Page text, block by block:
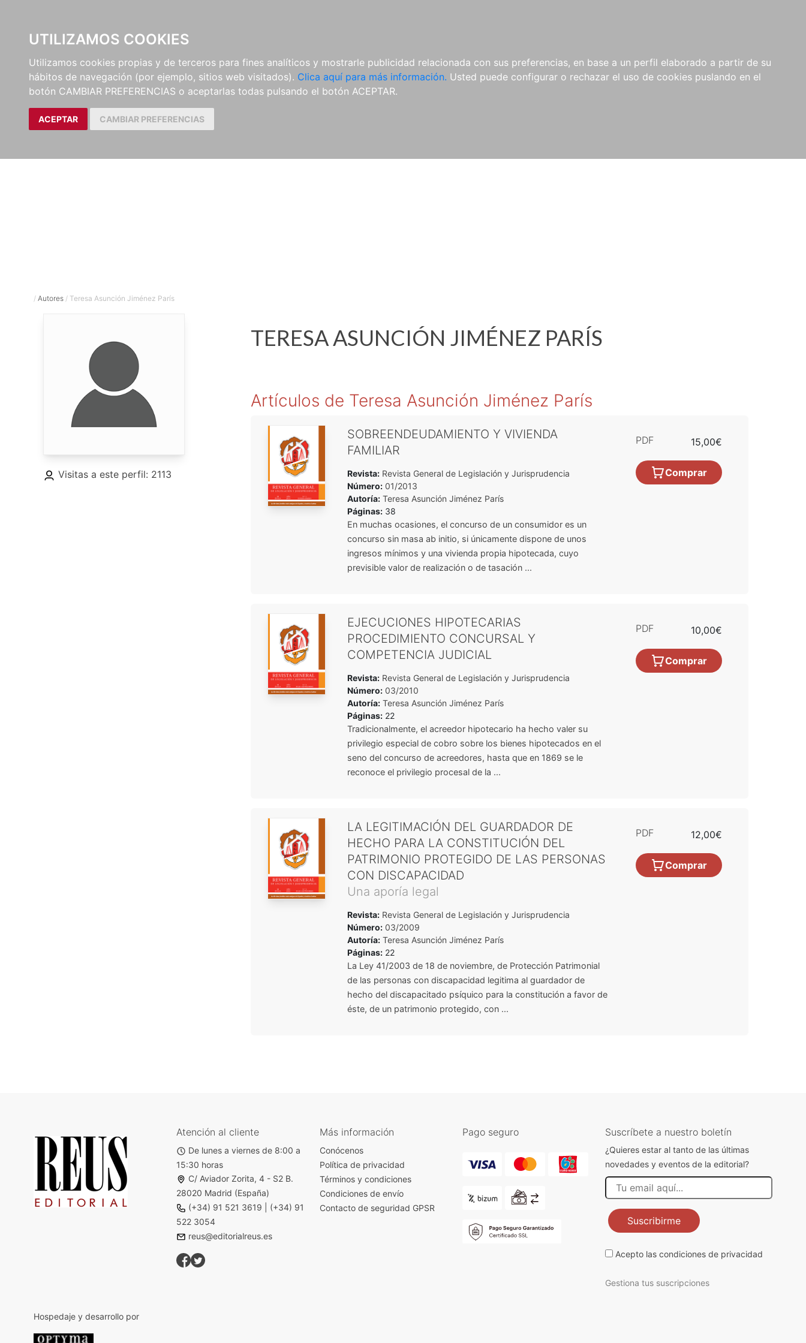
UTILIZAMOS COOKIES
Utilizamos cookies propias y de terceros para fines analíticos y mostrarle publicidad relacionada con sus preferencias, en base a un perfil elaborado a partir de su
hábitos de navegación (por ejemplo, sitios web visitados). Clica aquí para más información. Usted puede configurar o rechazar el uso de cookies puslando en el
botón CAMBIAR PREFERENCIAS o aceptarlas todas pulsando el botón ACEPTAR.
ACEPTAR CAMBIAR PREFERENCIAS
EDITORIAL E-BOOKS
LibrosAutoresColecciones
/ Autores / Teresa Asunción Jiménez París
Visitas a este perfil: 2113
TERESA ASUNCIÓN JIMÉNEZ PARÍS
Artículos de Teresa Asunción Jiménez París
SOBREENDEUDAMIENTO Y VIVIENDA
FAMILIAR
Revista:Revista General de Legislación y Jurisprudencia
Número:01/2013
Autoría: Teresa Asunción Jiménez París
Páginas:38
En muchas ocasiones, el concurso de un consumidor es un
concurso sin masa ab initio, si únicamente dispone de unos
ingresos mínimos y una vivienda propia hipotecada, cuyo
previsible valor de realización o de tasación ...
PDF 15,00€
Comprar
EJECUCIONES HIPOTECARIAS
PROCEDIMIENTO CONCURSAL Y
COMPETENCIA JUDICIAL
Revista:Revista General de Legislación y Jurisprudencia
Número:03/2010
Autoría: Teresa Asunción Jiménez París
Páginas:22
Tradicionalmente, el acreedor hipotecario ha hecho valer su
privilegio especial de cobro sobre los bienes hipotecados en el
seno del concurso de acreedores, hasta que en 1869 se le
reconoce el privilegio procesal de la ...
PDF 10,00€
Comprar
LA LEGITIMACIÓN DEL GUARDADOR DE
HECHO PARA LA CONSTITUCIÓN DEL
PATRIMONIO PROTEGIDO DE LAS PERSONAS
CON DISCAPACIDAD
Una aporía legal
Revista:Revista General de Legislación y Jurisprudencia
Número:03/2009
Autoría: Teresa Asunción Jiménez París
Páginas:22
La Ley 41/2003 de 18 de noviembre, de Protección Patrimonial
de las personas con discapacidad legitima al guardador de
hecho del discapacitado psíquico para la constitución a favor de
éste, de un patrimonio protegido, con ...
PDF 12,00€
Comprar
Atención al cliente
De lunes a viernes de 8:00 a
15:30 horas
C/ Aviador Zorita, 4 - S2 B.
28020 Madrid (España)
(+34) 91 521 3619
(+34) 91
522 3054
reus@editorialreus.es
Más información
Conócenos
Política de privacidad
Términos y condiciones
Condiciones de envío
Contacto de seguridad GPSR
Pago seguro Suscríbete a nuestro boletín
¿Quieres estar al tanto de las últimas
novedades y eventos de la editorial?
Suscribirme
Acepto las condiciones de privacidad
Gestiona tus suscripciones
Hospedaje y desarrollo por